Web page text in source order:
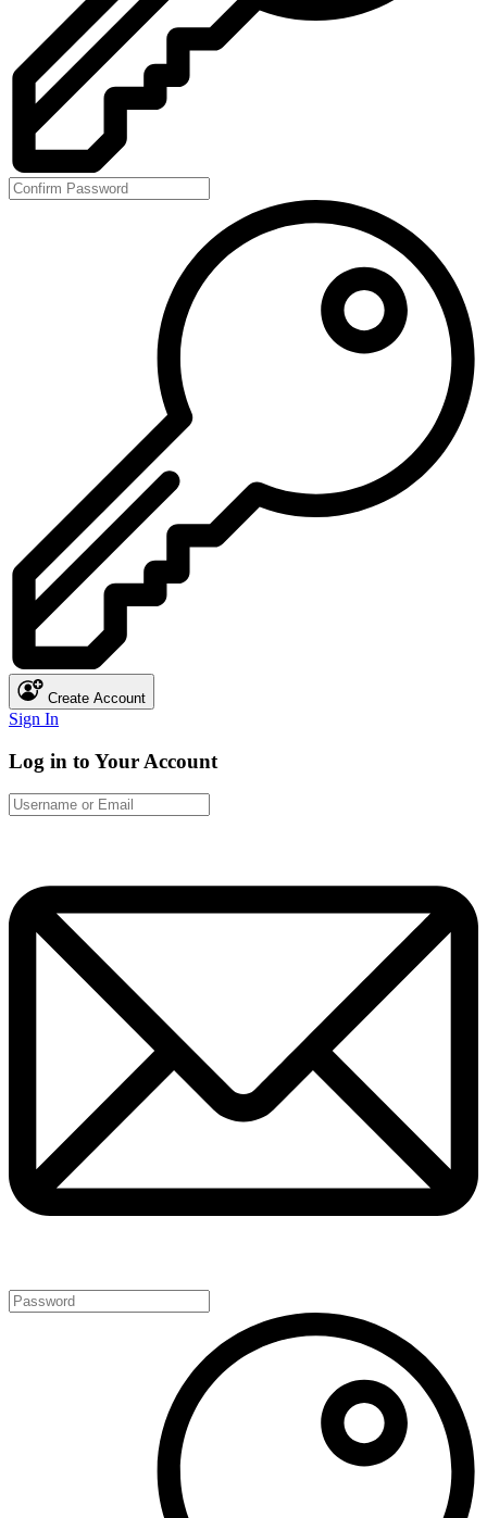
Create Account
Sign In
Log in to Your Account